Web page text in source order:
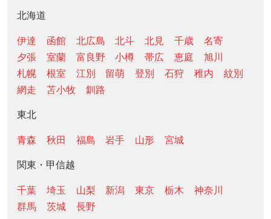
北海道
伊達 函館 北広島 北斗 北見 千歳
名寄
夕張
室蘭 富良野 小樽 帯広 恵庭
旭川
札幌
根室 江別 留萌 登別 石狩 稚内
紋別
網走
苫小牧 釧路
東北
青森 秋田 福島 岩手 山形 宮城
関東・甲信越
千葉 埼玉 山梨 新潟 東京 栃木
神奈川
群馬
茨城 長野